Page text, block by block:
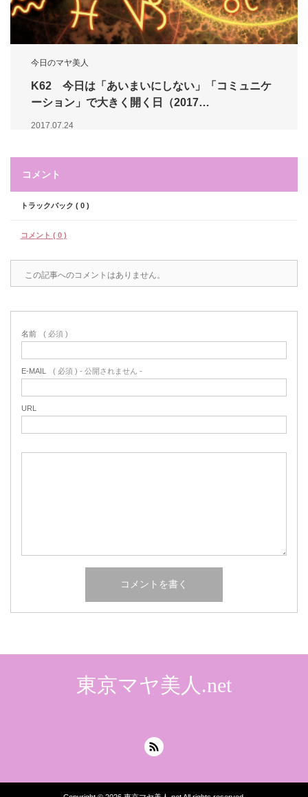
今日のマヤ美人
K62 今日は「あいまいにしない」「コミュニケ
ーション」で大きく開く日（2017…
2017.07.24
コメント
トラックバック ( 0 )
コメント ( 0 )
この記事へのコメントはありません。
名前 ( 必須 )
E-MAIL ( 必須 ) - 公開されません -
URL
東京マヤ美人.net